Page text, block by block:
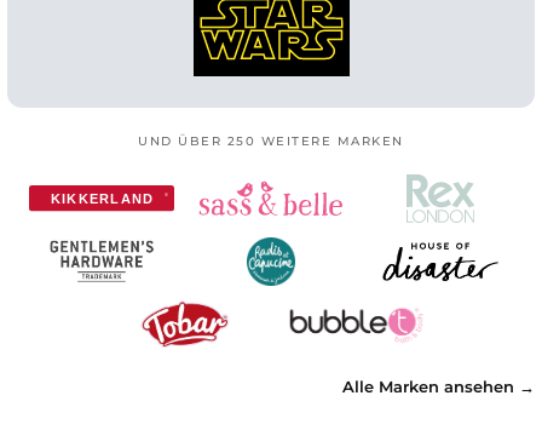
UND ÜBER 250 WEITERE MARKEN
Alle Marken ansehen →